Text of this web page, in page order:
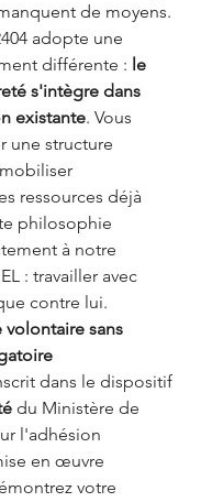
de moyens.
adopte une
différente : le
s'intègre dans
existante. Vous
une structure
ressources déjà
philosophie
à notre
: travailler avec
contre lui.
volontaire sans
dans le dispositif
du Ministère de
l'adhésion
en œuvre
votre